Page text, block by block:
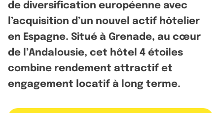
de diversification européenne avec
l’acquisition d’un nouvel actif hôtelier
en Espagne. Situé à Grenade, au cœur
de l’Andalousie, cet hôtel 4 étoiles
combine rendement attractif et
engagement locatif à long terme.